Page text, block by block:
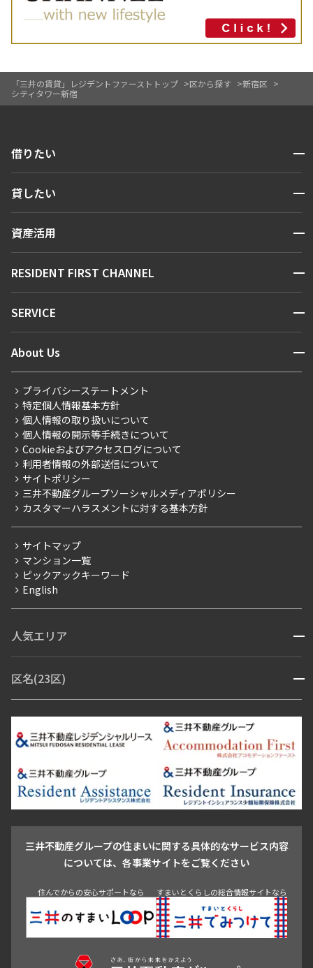
「三井の賃貸」レジデントファーストトップ 区から探す
新宿区
シティタワー新宿
借りたい 開閉
人気エリアから探す
新着情報から探す
新着募集情報
こだわりから探す
こだわり一覧
プレミアムマンション
新築
当社限定（港区・渋谷区）
当社限定（港区・渋谷区以外）
三井不動産企画
賃料改定
フリーレント
ペット可
ブランドマンション
貸したい 開閉
お問い合わせ
資産活用 開閉
お問い合わせ
RESIDENT FIRST CHANNEL 開閉
マンションレポート
住まいのコラム
SERVICE 開閉
会員ページ
ご入居・提携サービス
お部屋探しからご契約まで
よくあるご質問
社宅紹介
【仲介会社様向け】当社仲介事業部取り扱い物件入居申込
About Us 開閉
会社情報
事業案内
採用情報
ニュースリリース
お問い合わせ
プライバシーステートメント
特定個人情報基本方針
個人情報の取り扱いについて
個人情報の開示等手続きについて
Cookieおよびアクセスログについて
利用者情報の外部送信について
サイトポリシー
三井不動産グループソーシャルメディアポリシー
カスタマーハラスメントに対する基本方針
サイトマップ
マンション一覧
ピックアックキーワード
English
人気エリア 開閉
青山・表参道・原宿
市ヶ谷・神楽坂・飯田橋
三田・芝・浜松町
芝浦・汐留・品川
月島・勝どき・豊洲
本郷・春日・小石川
目白・高田馬場・早稲田
池尻大橋・三軒茶屋
祐天寺・学芸大学・自由が丘
駒沢・用賀・二子玉川
成城・砧
池袋・板橋・王子
青山 渋谷 東京・大手町 新宿 品川
目黒・中目黒
区名(23区) 開閉
江東区 台東区 墨田区
中野区
豊島区
杉並区 板橋区 練馬区 荒川区
足立区
葛飾区
江戸川区
三井不動産グループの住まいに関する具体的なサービス内容
については、各事業サイトをご覧ください
住んでからの安心サポートなら すまいとくらしの総合情報サイトなら